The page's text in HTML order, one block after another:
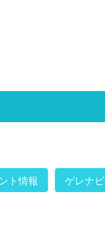
ト情報 ゲレナビ